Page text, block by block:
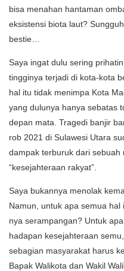
bisa menahan hantaman
eksistensi biota laut?
bestie…
Saya ingat dulu sering
tingginya terjadi di kota-kota
hal itu tidak menimpa Kota
yang dulunya hanya sebatas
depan mata. Tragedi banjir
rob 2021 di Sulawesi Utara
dampak terburuk dari sebuah
“kesejahteraan rakyat”.
Saya bukannya menolak
Namun, untuk apa semua hal
nya serampangan? Untuk
hadapan kesejahteraan
sebagian masyarakat harus
Bapak Walikota dan Wakil